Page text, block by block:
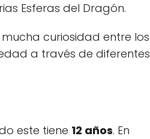
Esferas del Dragón.
curiosidad entre los
a través de diferentes
este tiene 12 años. En